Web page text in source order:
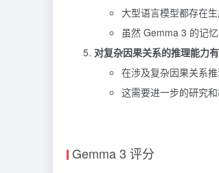
大型语言模型都存在
虽然 Gemma 3 的记
对复杂因果关系的推理能力
在涉及复杂因果关系
这需要进一步的研究
Gemma 3 评分